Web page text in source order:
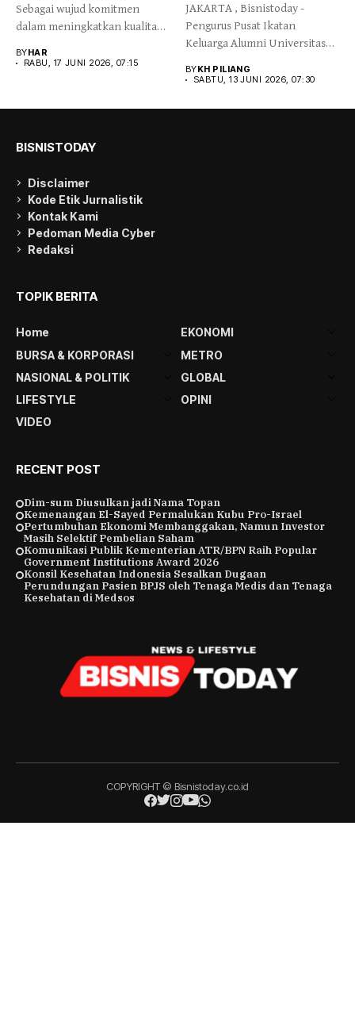
Sebagai wujud komitmen
dalam meningkatkan kualitas
berkelanjutan,...
BYHAR
RABU, 17 JUNI 2026, 07:15
JAKARTA , Bisnistoday -
Pengurus Pusat Ikatan
Keluarga Alumni Universitas
BYKH PILIANG
SABTU, 13 JUNI 2026, 07:30
BISNISTODAY
Disclaimer
Kode Etik Jurnalistik
Kontak Kami
Pedoman Media Cyber
Redaksi
TOPIK BERITA
Home
EKONOMI
BURSA & KORPORASI
METRO
NASIONAL & POLITIK
GLOBAL
LIFESTYLE
OPINI
VIDEO
RECENT POST
Dim-sum Diusulkan jadi Nama Topan
Kemenangan El-Sayed Permalukan Kubu Pro-Israel
Pertumbuhan Ekonomi Membanggakan, Namun Investor
Masih Selektif Pembelian Saham
Komunikasi Publik Kementerian ATR/BPN Raih Popular
Government Institutions Award 2026
Konsil Kesehatan Indonesia Sesalkan Dugaan
Perundungan Pasien BPJS oleh Tenaga Medis dan Tenaga
Kesehatan di Medsos
COPYRIGHT © Bisnistoday.co.id